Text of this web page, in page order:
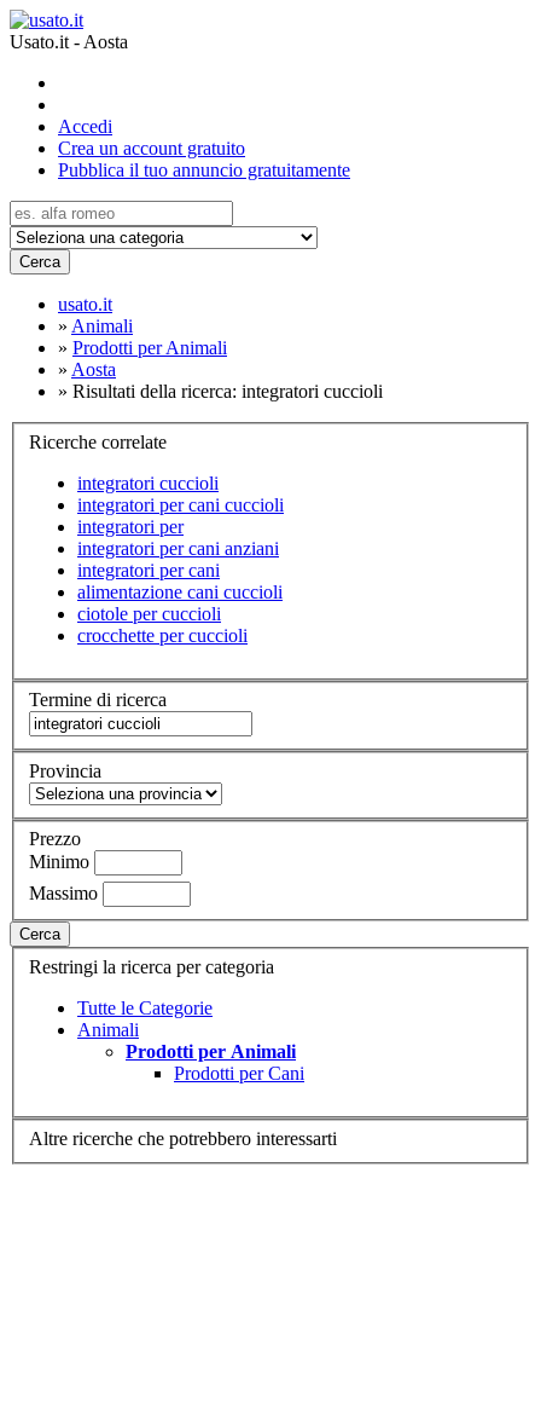
Usato.it - Aosta
Accedi
Crea un account gratuito
Pubblica il tuo annuncio gratuitamente
Cerca
usato.it
» Animali
» Prodotti per Animali
» Aosta
» Risultati della ricerca: integratori cuccioli
Ricerche correlate
integratori cuccioli
integratori per cani cuccioli
integratori per
integratori per cani anziani
integratori per cani
alimentazione cani cuccioli
ciotole per cuccioli
crocchette per cuccioli
Termine di ricerca
Provincia
Prezzo
Minimo
Massimo
Cerca
Restringi la ricerca per categoria
Tutte le Categorie
Animali
Prodotti per Animali
Prodotti per Cani
Altre ricerche che potrebbero interessarti